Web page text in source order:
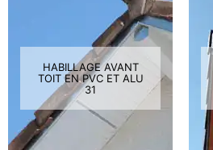
HABILLAGE AVANT
TOIT EN PVC ET ALU
31